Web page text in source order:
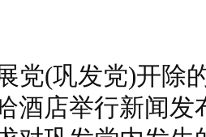
党(巩发党)开除
酒店举行新闻发